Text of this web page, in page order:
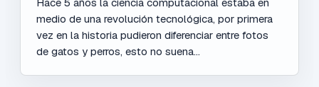
Hace 5 años la ciencia computacional estaba en
medio de una revolución tecnológica, por primera
vez en la historia pudieron diferenciar entre fotos
de gatos y perros, esto no suena...